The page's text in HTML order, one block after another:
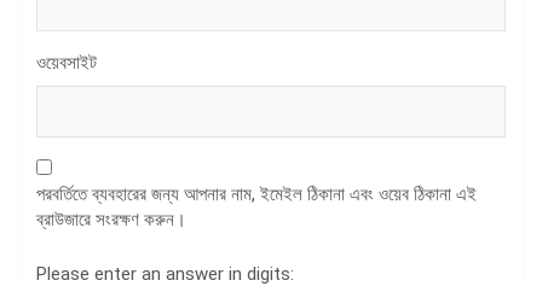
ওয়েবসাইট
পরবর্তিতে ব্যবহারের জন্য আপনার নাম, ইমেইল ঠিকানা এবং ওয়েব ঠিকানা এই
ব্রাউজারে সংরক্ষণ করুন।
Please enter an answer in digits: